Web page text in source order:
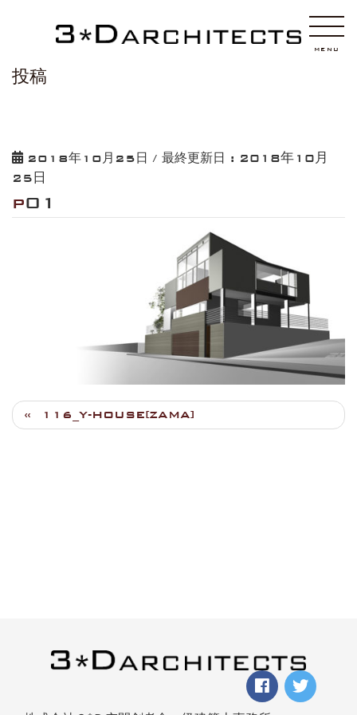
MENU
投稿
2018年10月25日 / 最終更新日 : 2018年10月
25日
p01
116_Y-HOUSE[ZAMA]